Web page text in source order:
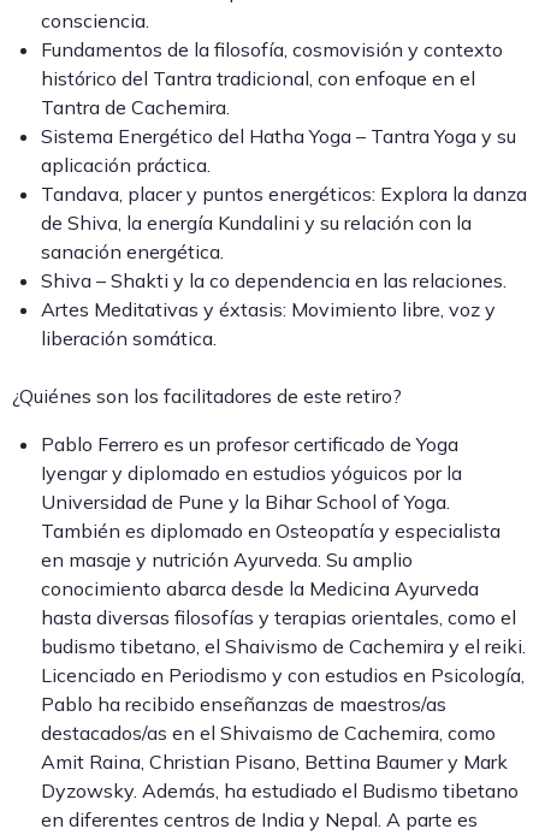
consciencia.
Fundamentos de la filosofía, cosmovisión y contexto
histórico del Tantra tradicional, con enfoque en el
Tantra de Cachemira.
Sistema Energético del Hatha Yoga – Tantra Yoga y su
aplicación práctica.
Tandava, placer y puntos energéticos: Explora la danza
de Shiva, la energía Kundalini y su relación con la
sanación energética.
Shiva – Shakti y la co dependencia en las relaciones.
Artes Meditativas y éxtasis: Movimiento libre, voz y
liberación somática.
¿Quiénes son los facilitadores de este retiro?
Pablo Ferrero es un profesor certificado de Yoga
Iyengar y diplomado en estudios yóguicos por la
Universidad de Pune y la Bihar School of Yoga.
También es diplomado en Osteopatía y especialista
en masaje y nutrición Ayurveda. Su amplio
conocimiento abarca desde la Medicina Ayurveda
hasta diversas filosofías y terapias orientales, como el
budismo tibetano, el Shaivismo de Cachemira y el reiki.
Licenciado en Periodismo y con estudios en Psicología,
Pablo ha recibido enseñanzas de maestros/as
destacados/as en el Shivaismo de Cachemira, como
Amit Raina, Christian Pisano, Bettina Baumer y Mark
Dyzowsky. Además, ha estudiado el Budismo tibetano
en diferentes centros de India y Nepal. A parte es